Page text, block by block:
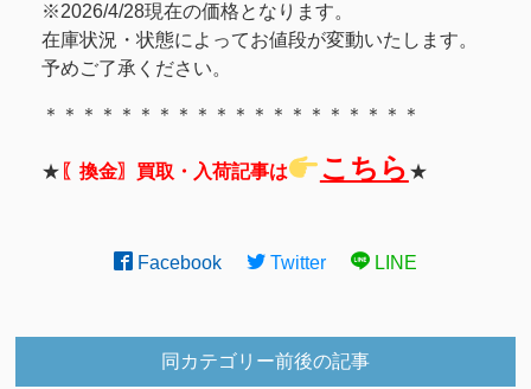
※2026/4/28現在の価格となります。
在庫状況・状態によってお値段が変動いたします。
予めご了承ください。
＊＊＊＊＊＊＊＊＊＊＊＊＊＊＊＊＊＊＊＊
★ 〖換金〗買取・入荷記事は こちら ★
Facebook Twitter LINE
同カテゴリー前後の記事